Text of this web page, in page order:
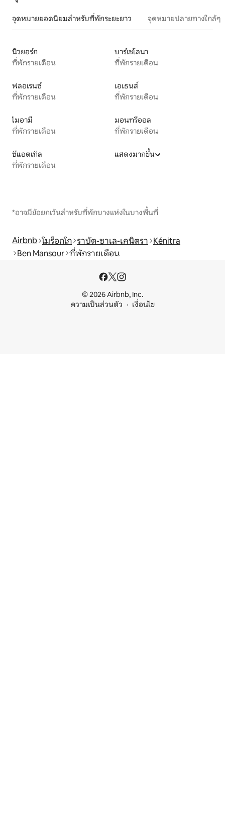
จุดหมายยอดนิยมสำหรับที่พักระยะยาว จุดหมายปลายทางใกล้ๆ
นิวยอร์ก
ที่พักรายเดือน
บาร์เซโลนา
ที่พักรายเดือน
ฟลอเรนซ์
ที่พักรายเดือน
เอเธนส์
ที่พักรายเดือน
ไมอามี
ที่พักรายเดือน
มอนทรีออล
ที่พักรายเดือน
ซีแอตเทิล
ที่พักรายเดือน
แสดงมากขึ้น
*อาจมีข้อยกเว้นสำหรับที่พักบางแห่งในบางพื้นที่
Airbnb โมร็อกโก ราบัต-ซาเล-เคนิตรา Kénitra
Ben Mansour ที่พักรายเดือน
© 2026 Airbnb, Inc.
ความเป็นส่วนตัว
เงื่อนไข